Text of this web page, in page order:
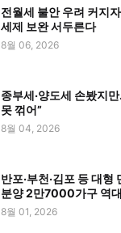
전월세 불안 우려 커지
세제 보완 서두른다
8월 06, 2026
종부세·양도세 손봤지
못 꺾어”
8월 04, 2026
반포·부천·김포 등 대
분양 2만7000가구 역
8월 01, 2026